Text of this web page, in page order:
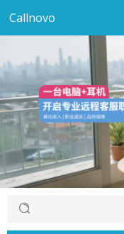
Callnovo